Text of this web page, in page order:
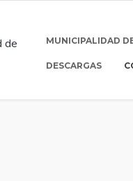
MUNICIPALIDAD
DESCARGAS